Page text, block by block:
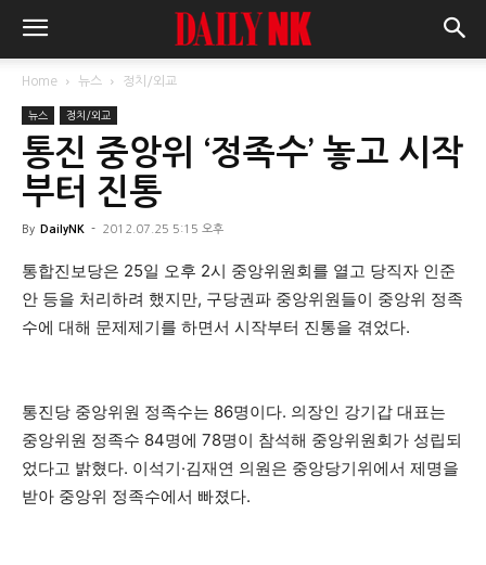
Home 뉴스 정치/외교
뉴스 정치/외교
통진 중앙위 ‘정족수’ 놓고 시작
부터 진통
By DailyNK - 2012.07.25 5:15 오후
통합진보당은 25일 오후 2시 중앙위원회를 열고 당직자 인준
안 등을 처리하려 했지만, 구당권파 중앙위원들이 중앙위 정족
수에 대해 문제제기를 하면서 시작부터 진통을 겪었다.
통진당 중앙위원 정족수는 86명이다. 의장인 강기갑 대표는
중앙위원 정족수 84명에 78명이 참석해 중앙위원회가 성립되
었다고 밝혔다. 이석기·김재연 의원은 중앙당기위에서 제명을
받아 중앙위 정족수에서 빠졌다.